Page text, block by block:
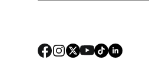
FACEBOOK
Instagram
X YouTube
TIKTOKLINKED IN